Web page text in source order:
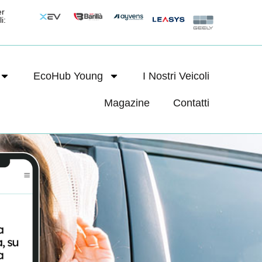
EcoHub Young I Nostri Veicoli
Magazine Contatti